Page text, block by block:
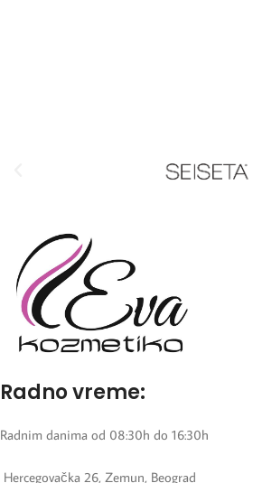
Radno vreme:
Radnim danima od 08:30h do 16:30h
Hercegovačka 26, Zemun, Beograd